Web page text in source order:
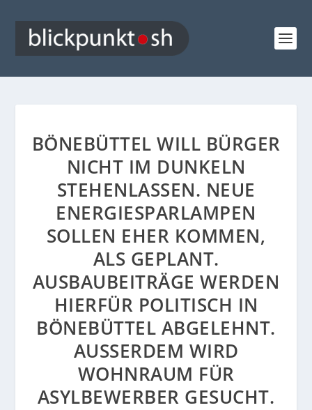
BÖNEBÜTTEL WILL BÜRGER
NICHT IM DUNKELN
STEHENLASSEN. NEUE
ENERGIESPARLAMPEN
SOLLEN EHER KOMMEN,
ALS GEPLANT.
AUSBAUBEITRÄGE WERDEN
HIERFÜR POLITISCH IN
BÖNEBÜTTEL ABGELEHNT.
AUSSERDEM WIRD W
OHNRAUM FÜR A
SYLBEWERBER GESUCHT.